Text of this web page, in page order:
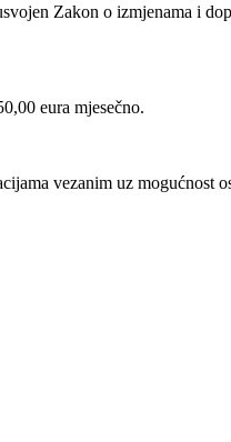
Zakon o izmjenama i
eura mjesečno.
vezanim uz mogućnost